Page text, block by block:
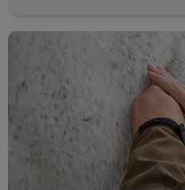
Chiropractie